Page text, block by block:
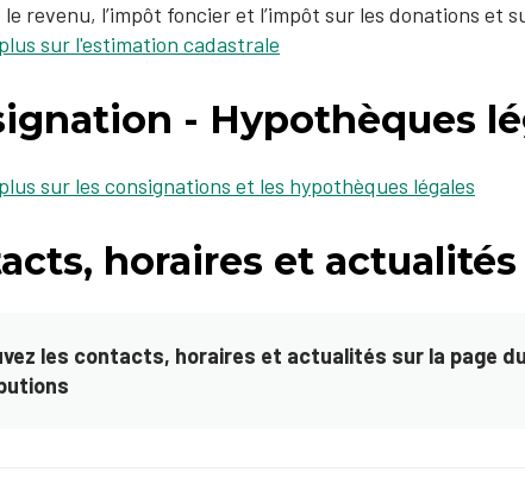
revenu, l’impôt foncier et l’impôt sur les donations et
sur l'estimation cadastrale
- Hypothèques
sur les consignations et les hypothèques légales
horaires et actualités
les contacts, horaires et actualités sur la page